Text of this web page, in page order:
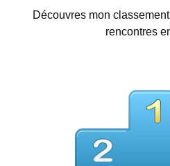
Découvres mon
rencontres